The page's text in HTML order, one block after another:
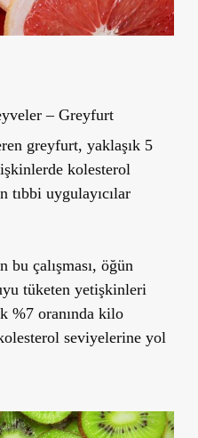
– Greyfurt
greyfurt, yaklaşık 5
kolesterol
uygulayıcılar
bu çalışması, öğün
tüketen yetişkinleri
%7 oranında kilo
seviyelerine yol